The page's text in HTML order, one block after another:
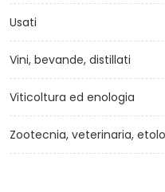
Usati
Vini, bevande, distillati
Viticoltura ed enologia
Zootecnia, veterinaria,